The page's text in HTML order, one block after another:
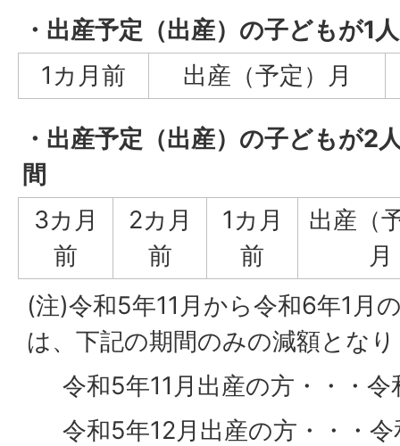
・出産予定（出産）の子どもが1
1カ月前
出産（予定）月
・出産予定（出産）の子どもが2
間
3カ月
前
2カ月
前
1カ月
前
出産（
月
(注)令和5年11月から令和6年1月
は、下記の期間のみの減額とな
令和5年11月出産の方・・・令
令和5年12月出産の方・・・令